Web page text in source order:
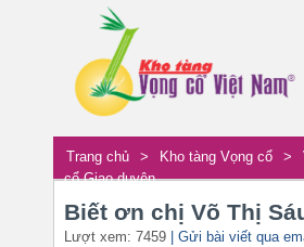
Trang chủ > Kho tàng Vọng cổ >
cổ Giao duyên
Biết ơn chị Võ Thị
Lượt xem: 7459 | Gửi bài viết qua